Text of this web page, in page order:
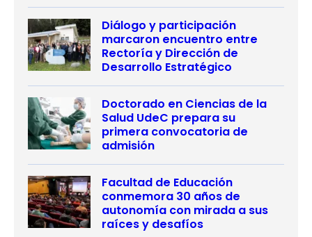
Diálogo y participación
marcaron encuentro entre
Rectoría y Dirección de
Desarrollo Estratégico
Doctorado en Ciencias de la
Salud UdeC prepara su
primera convocatoria de
admisión
Facultad de Educación
conmemora 30 años de
autonomía con mirada a sus
raíces y desafíos